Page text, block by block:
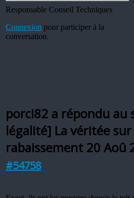
Responsable Conseil Techniques
Connexion pour participer à la
conversation.
porci82 a répondu au
légalité] La véritée
rabaissement 20 Aoû
#54758